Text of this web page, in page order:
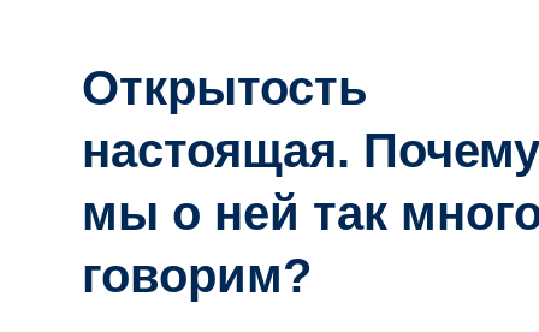
Открытость
настоящая. Почему
мы о ней так
говорим?